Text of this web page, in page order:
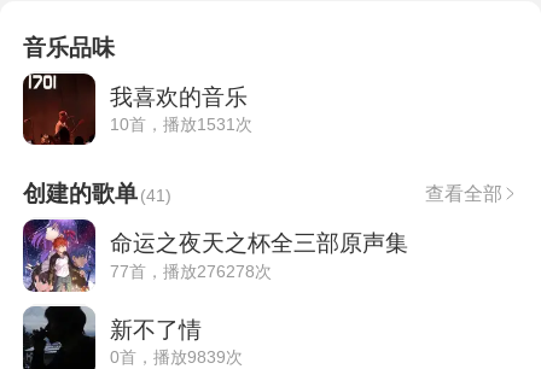
音乐品味
我喜欢的音乐
10首，播放1531次
创建的歌单(41) 查看全部
命运之夜天之杯全三部原声集
77首，播放276278次
新不了情
0首，播放9839次